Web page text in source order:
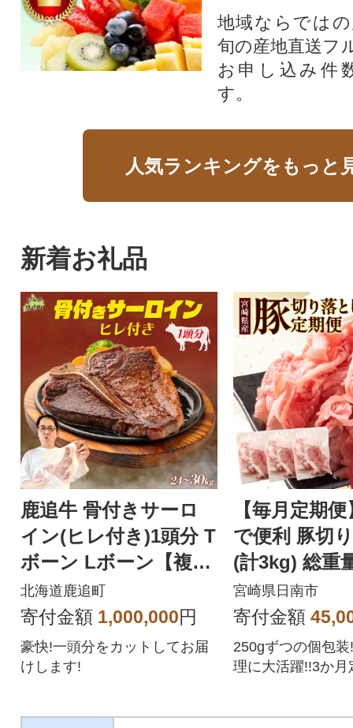
地域ならでは
旬の産地直送フ
お申し込み件
す。
人気ランキングをもっと
新着お礼品
鹿追牛 骨付きサーロ
イン(ヒレ付き)1頭分 T
ボーン Lボーン【複数
個口で配送】
北海道鹿追町
寄付金額 1,000,000円
豪快!一頭分をカットしてお届
けします!
【毎月定期
で便利 豚切
(計3kg) 総重
楽しみ定期便
宮崎県日南市
寄付金額
250gずつの個包
理に大活躍!!3か月